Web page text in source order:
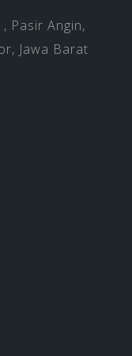
Pasir Angin,
Jawa Barat